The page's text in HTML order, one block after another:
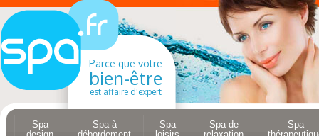
Parce que votre
bien-être
est affaire d'expert
Spa
Spa à
Spa
Spa de
Spa